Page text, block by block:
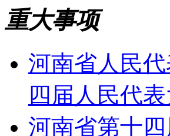
重大事项
河南省人民
四届人民代
河南省第十